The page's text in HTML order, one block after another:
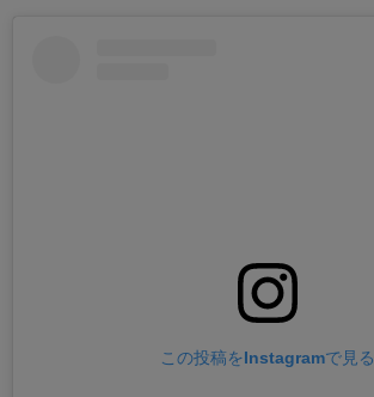
この投稿をInstagramで見る